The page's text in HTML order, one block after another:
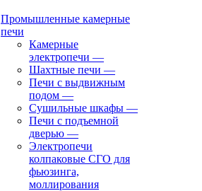
Промышленные камерные
печи
Камерные
электропечи —
Шахтные печи —
Печи с выдвижным
подом —
Сушильные шкафы —
Печи с подъемной
дверью —
Электропечи
колпаковые СГО для
фьюзинга,
моллирования